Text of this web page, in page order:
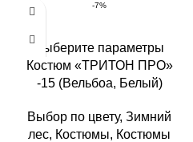
-7%
Выберите параметры
Костюм «ТРИТОН ПРО»
-15 (Вельбоа, Белый)
Выбор по цвету, Зимний
лес, Костюмы, Костюмы